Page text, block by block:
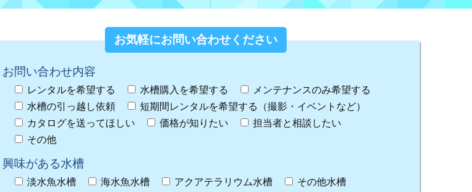
お気軽にお問い合わせください
お問い合わせ内容
レンタルを希望する 水槽購入を希望する
メンテナンスのみ希望する
水槽の引っ越し依頼
短期間レンタルを希望する（撮影・イベントなど）
カタログを送ってほしい
価格が知りたい
担当者と相談したい
その他
興味がある水槽
淡水魚水槽 海水魚水槽 アクアテラリウム水槽 その他水槽